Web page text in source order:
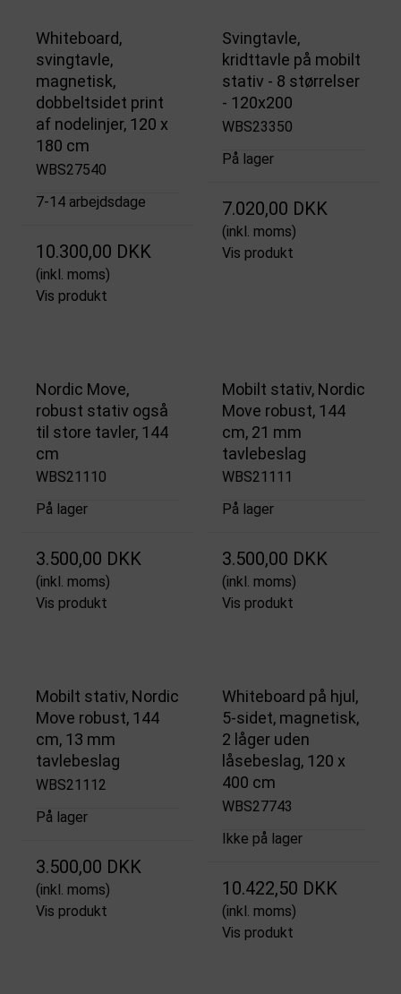
Whiteboard,
svingtavle,
magnetisk,
dobbeltsidet print
af nodelinjer, 120 x
180 cm
WBS27540
7-14 arbejdsdage
10.300,00 DKK
(inkl. moms)
Vis produkt
Svingtavle,
kridttavle på mobilt
stativ - 8 størrelser
- 120x200
WBS23350
På lager
7.020,00 DKK
(inkl. moms)
Vis produkt
Nordic Move,
robust stativ også
til store tavler, 144
cm
WBS21110
På lager
3.500,00 DKK
(inkl. moms)
Vis produkt
Mobilt stativ, Nordic
Move robust, 144
cm, 21 mm
tavlebeslag
WBS21111
På lager
3.500,00 DKK
(inkl. moms)
Vis produkt
Mobilt stativ, Nordic
Move robust, 144
cm, 13 mm
tavlebeslag
WBS21112
På lager
3.500,00 DKK
(inkl. moms)
Vis produkt
Whiteboard på hjul,
5-sidet, magnetisk,
2 låger uden
låsebeslag, 120 x
400 cm
WBS27743
Ikke på lager
10.422,50 DKK
(inkl. moms)
Vis produkt